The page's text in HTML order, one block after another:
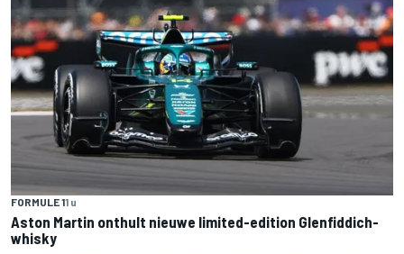
FORMULE 11 u
Aston Martin onthult nieuwe limited-edition Glenfiddich-
whisky